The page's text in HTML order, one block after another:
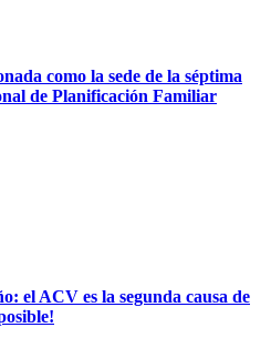
como la sede de la séptima
de Planificación Familiar
el ACV es la segunda causa de